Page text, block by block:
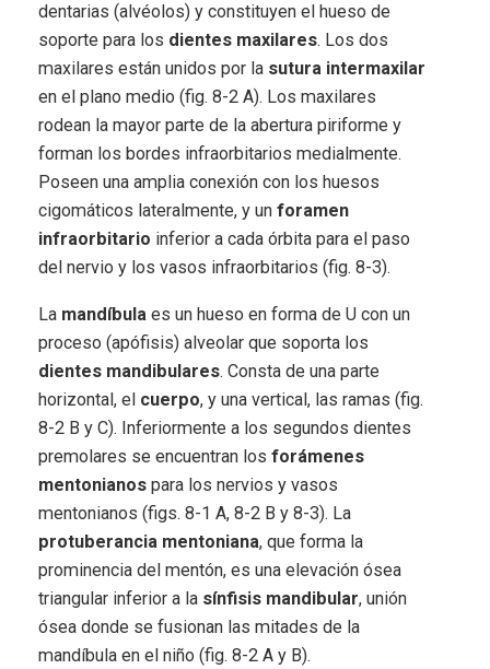
dentarias (alvéolos) y constituyen el hueso de
soporte para los dientes maxilares. Los dos
maxilares están unidos por la sutura intermaxilar
en el plano medio (fig. 8-2 A). Los maxilares
rodean la mayor parte de la abertura piriforme y
forman los bordes infraorbitarios medialmente.
Poseen una amplia conexión con los huesos
cigomáticos lateralmente, y un foramen
infraorbitario inferior a cada órbita para el paso
del nervio y los vasos infraorbitarios (fig. 8-3).
La mandíbula es un hueso en forma de U con un
proceso (apófisis) alveolar que soporta los
dientes mandibulares. Consta de una parte
horizontal, el cuerpo, y una vertical, las ramas (fig.
8-2 B y C). Inferiormente a los segundos dientes
premolares se encuentran los forámenes
mentonianos para los nervios y vasos
mentonianos (figs. 8-1 A, 8-2 B y 8-3). La
protuberancia mentoniana, que forma la
prominencia del mentón, es una elevación ósea
triangular inferior a la sínfisis mandibular, unión
ósea donde se fusionan las mitades de la
mandíbula en el niño (fig. 8-2 A y B).